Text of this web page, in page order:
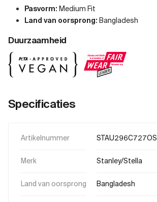
Pasvorm: Medium Fit
Land van oorsprong: Bangladesh
Duurzaamheid
Specificaties
Artikelnummer STAU296C727OS
Merk Stanley/Stella
Land van oorsprong Bangladesh